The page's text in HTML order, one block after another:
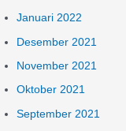
Januari 2022
Desember 2021
November 2021
Oktober 2021
September 2021